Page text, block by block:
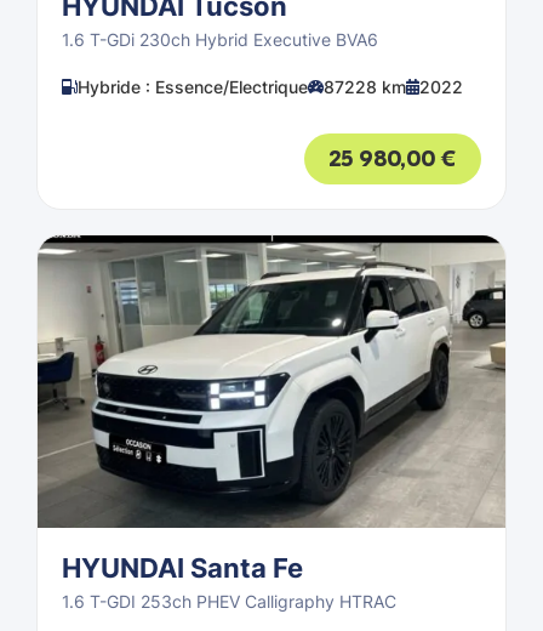
HYUNDAI Tucson
1.6 T-GDi 230ch Hybrid Executive BVA6
Hybride : Essence/Electrique 87228 km 2022
25 980,00€
HYUNDAI Santa Fe
1.6 T-GDI 253ch PHEV Calligraphy HTRAC